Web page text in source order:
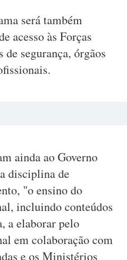
será também
acesso às Forças
segurança, órgãos
ainda ao Governo
disciplina de
"o ensino do
incluindo conteúdos
a elaborar pelo
em colaboração com
e os Ministérios